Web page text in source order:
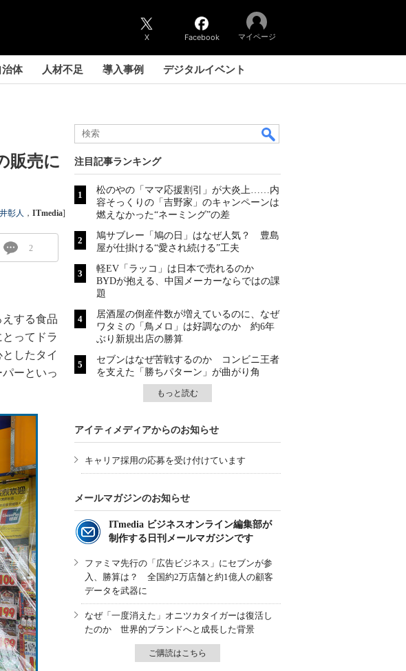
X Facebook マイページ
治体 人材不足 導入事例 デジタルイベント
販売に
彰人 ， ITmedia]
2
する食品
ってドラ
したタイ
ーといっ
注目記事ランキング
松のやの「ママ応援割引」が大炎上……内
容そっくりの「吉野家」のキャンペーンは
燃えなかった“ネーミング”の差
鳩サブレー「鳩の日」はなぜ人気？ 豊島
屋が仕掛ける“愛され続ける”工夫
軽EV「ラッコ」は日本で売れるのか
BYDが抱える、中国メーカーならではの課
題
居酒屋の倒産件数が増えているのに、なぜ
ワタミの「鳥メロ」は好調なのか 約6年
ぶり新規出店の勝算
セブンはなぜ苦戦するのか コンビニ王者
を支えた「勝ちパターン」が曲がり角
もっと読む
アイティメディアからのお知らせ
キャリア採用の応募を受け付けています
メールマガジンのお知らせ
ITmedia ビジネスオンライン編集部が
制作する日刊メールマガジンです
ファミマ先行の「広告ビジネス」にセブンが参
入、勝算は？ 全国約2万店舗と約1億人の顧客
データを武器に
なぜ「一度消えた」オニツカタイガーは復活し
たのか 世界的ブランドへと成長した背景
ご購読はこちら